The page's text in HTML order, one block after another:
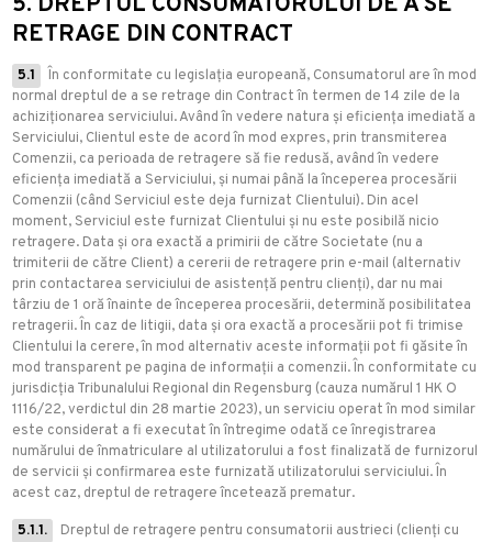
RETRAGE DIN CONTRACT
5.1
În conformitate cu legislația europeană, Consumatorul are în mod
normal dreptul de a se retrage din Contract în termen de 14 zile de la
achiziționarea serviciului. Având în vedere natura și eficiența imediată a
Serviciului, Clientul este de acord în mod expres, prin transmiterea
Comenzii, ca perioada de retragere să fie redusă, având în vedere
eficiența imediată a Serviciului, și numai până la începerea procesării
Comenzii (când Serviciul este deja furnizat Clientului). Din acel
moment, Serviciul este furnizat Clientului și nu este posibilă nicio
retragere. Data și ora exactă a primirii de către Societate (nu a
trimiterii de către Client) a cererii de retragere prin e-mail (alternativ
prin contactarea serviciului de asistență pentru clienți), dar nu mai
târziu de 1 oră înainte de începerea procesării, determină posibilitatea
retragerii. În caz de litigii, data și ora exactă a procesării pot fi trimise
Clientului la cerere, în mod alternativ aceste informații pot fi găsite în
mod transparent pe pagina de informații a comenzii. În conformitate cu
jurisdicția Tribunalului Regional din Regensburg (cauza numărul 1 HK O
1116/22, verdictul din 28 martie 2023), un serviciu operat în mod similar
este considerat a fi executat în întregime odată ce înregistrarea
numărului de înmatriculare al utilizatorului a fost finalizată de furnizorul
de servicii și confirmarea este furnizată utilizatorului serviciului. În
acest caz, dreptul de retragere încetează prematur.
5.1.1.
Dreptul de retragere pentru consumatorii austrieci (clienți cu